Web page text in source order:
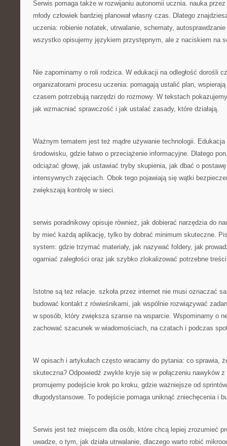
Serwis pomaga także w rozwijaniu autonomii ucznia. nauka
młody człowiek bardziej planował własny czas. Dlatego
uczenia: robienie notatek, utrwalanie, schematy,
wszystko opisujemy językiem przystępnym, ale z naciskiem na
Nie zapominamy o roli rodzica. W edukacji na odległość dorośli
organizatorami procesu uczenia: pomagają ustalić plan,
czasem potrzebują narzędzi do rozmowy. W tekstach
jak wzmacniać sprawczość i jak ustalać zasady, które działają.
Ważnym tematem jest też mądre używanie technologii.
środowisku, gdzie łatwo o przeciążenie informacyjne. Dlatego
odciążać głowę, jak ustawiać tryby skupienia, jak dbać o
intensywnych zajęciach. Obok tego pojawiają się wątki
zwiększają kontrolę w sieci.
serwis poradnikowy opisuje również, jak dobierać narzędzia do
by mieć każdą aplikację, tylko by dobrać minimum skuteczne.
system: gdzie trzymać materiały, jak nazywać foldery, jak
ogarniać zaległości oraz jak szybko zlokalizować potrzebne
Istotne są też relacje. szkoła przez internet nie musi oznaczać
budować kontakt z rówieśnikami, jak wspólnie rozwiązywać
w sposób, który zwiększa szanse na wsparcie. Wspominamy o
zachować szacunek w wiadomościach, na czatach i podczas
W opisach i artykułach często wracamy do pytania: co sprawia,
skuteczna? Odpowiedź zwykle kryje się w połączeniu nawyków
promujemy podejście krok po kroku, gdzie ważniejsze od
długodystansowe. To podejście pomaga uniknąć zniechęcenia i
Serwis jest też miejscem dla osób, które chcą lepiej zrozumieć
uwadze, o tym, jak działa utrwalanie, dlaczego warto robić